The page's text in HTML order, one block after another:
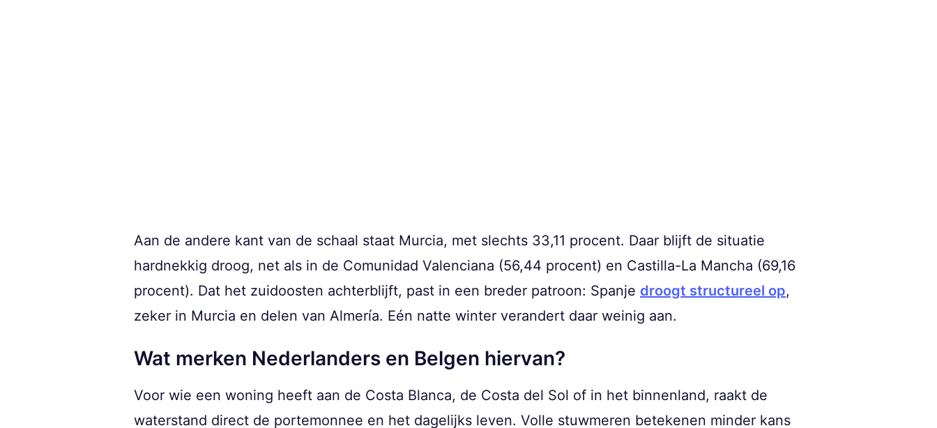
Aan de andere kant van de schaal staat Murcia, met slechts 33,11 procent. Daar blijft de situatie
hardnekkig droog, net als in de Comunidad Valenciana (56,44 procent) en Castilla-La Mancha (69,16
procent). Dat het zuidoosten achterblijft, past in een breder patroon: Spanje droogt structureel op,
zeker in Murcia en delen van Almería. Eén natte winter verandert daar weinig aan.
Wat merken Nederlanders en Belgen hiervan?
Voor wie een woning heeft aan de Costa Blanca, de Costa del Sol of in het binnenland, raakt de
waterstand direct de portemonnee en het dagelijks leven. Volle stuwmeren betekenen minder kans